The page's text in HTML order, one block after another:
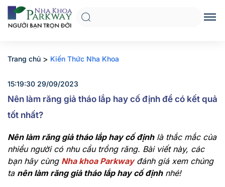
Trang chủ > Kiến Thức Nha Khoa
15:19:30 29/09/2023
Nên làm răng giả tháo lắp hay cố định để có kết quả
tốt nhất?
Nên làm răng giả tháo lắp hay cố địnhlà thắc mắc của
nhiều người có nhu cầu trồng răng. Bài viết này, các
bạn hãy cùng Nha khoa Parkwayđánh giá xem chúng
ta nên làm răng giả tháo lắp hay cố địnhnhé!